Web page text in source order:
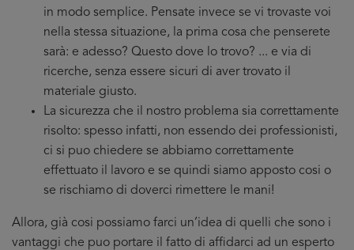
in modo semplice. Pensate invece se vi trovaste voi
nella stessa situazione, la prima cosa che penserete
sarà: e adesso? Questo dove lo trovo? ... e via di
ricerche, senza essere sicuri di aver trovato il
materiale giusto.
La sicurezza che il nostro problema sia correttamente
risolto: spesso infatti, non essendo dei professionisti,
ci si puo chiedere se abbiamo correttamente
effettuato il lavoro e se quindi siamo apposto cosi o
se rischiamo di doverci rimettere le mani!
Allora, già cosi possiamo farci un’idea di quelli che sono i
vantaggi che puo portare il fatto di affidarci ad un esperto